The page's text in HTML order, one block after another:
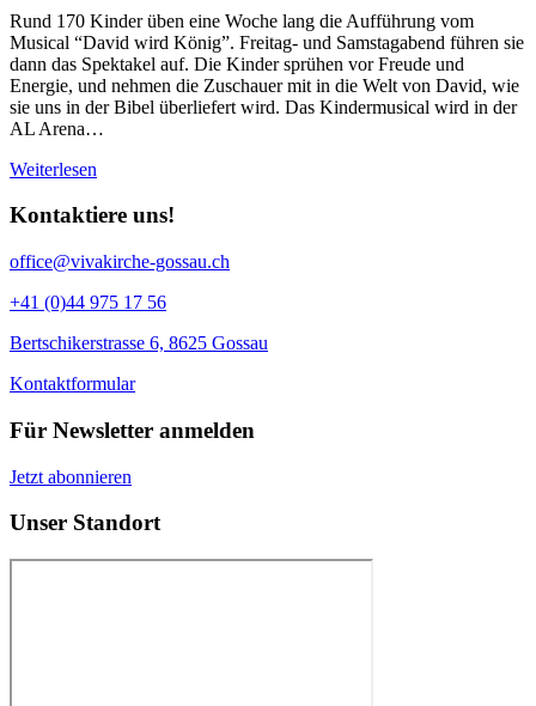
Rund 170 Kinder üben eine Woche lang die Aufführung vom
Musical “David wird König”. Freitag- und Samstagabend führen sie
dann das Spektakel auf. Die Kinder sprühen vor Freude und
Energie, und nehmen die Zuschauer mit in die Welt von David, wie
sie uns in der Bibel überliefert wird. Das Kindermusical wird in der
AL Arena…
Weiterlesen
Kontaktiere uns!
office@vivakirche-gossau.ch
+41 (0)44 975 17 56
Bertschikerstrasse 6, 8625 Gossau
Kontaktformular
Für Newsletter anmelden
Jetzt abonnieren
Unser Standort